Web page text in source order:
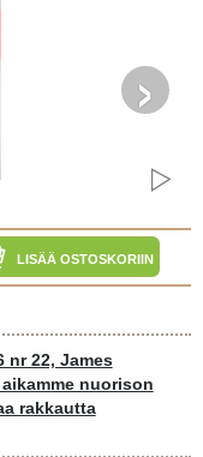
›
LISÄÄ OSTOSKORIIN
nr 22, James
nuorison
rakkautta